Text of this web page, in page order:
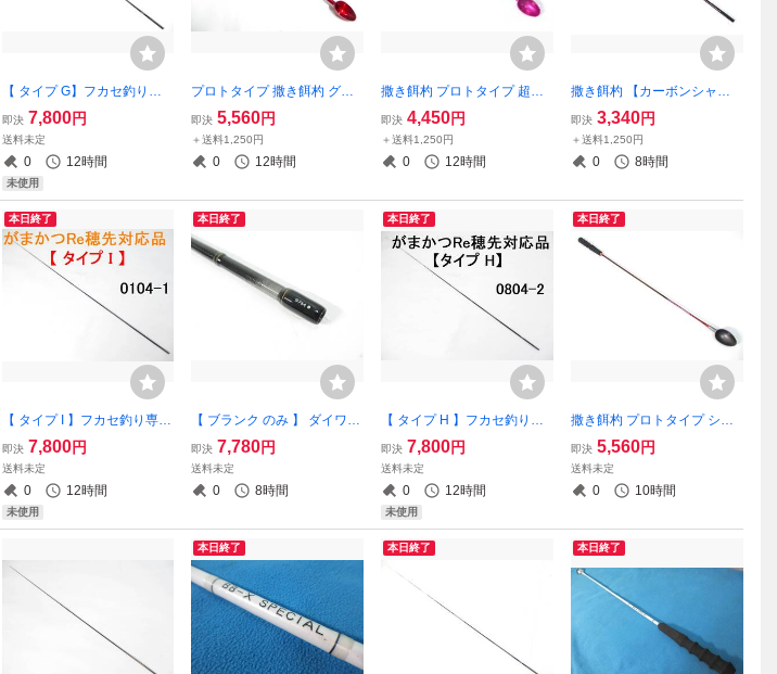
【 タイプ G】フカセ釣り専
用 カーボン穂先 がまかつ Re
穂先 対応品 1 ～ 1.75号 5.3m
元径 3.8㎜ 長さ108㎝ 先径0.
75㎜(1303-7
即決 7,800円
送料未定
0 12時間
未使用
プロトタイプ 撒き餌杓 グレ
ックス オーバル シャフト が
まかつカラー仕様 77 ㎝ Sカ
ップ 日本製 GREX OVAL
即決 5,560円
＋送料1,250円
0 12時間
撒き餌杓 プロトタイプ 超軽
量 【M】70㎝ Sカップ スー
パーピンクカラー（ダイワ
シマノ がまかつ ダイコー
即決 4,450円
＋送料1,250円
0 12時間
撒き餌杓 【カーボンシャフ
トのみ】 がまかつ カラー 仕
様 78 ㎝ 軽量カーボンブラン
クシャフト 日本製
即決 3,340円
＋送料1,250円
0 8時間
本日終了
【 タイプ I 】フカセ釣り専用
カーボン穂先 がまかつ Re穂
先 対応品 2号～遠征～2.25号
適合 5.3m 元径 3.8㎜ 長さ10
8㎝ 先径0.9㎜(0104-1
即決 7,800円
送料未定
0 12時間
未使用
本日終了
【 ブランク のみ 】 ダイワ
モアザン AGS 97M → MLソ
リッドティップ仕様 【ガイ
ド無し】カスタムロッド DAI
WA
即決 7,780円
送料未定
0 8時間
本日終了
【 タイプ H 】フカセ釣り専
用 カーボン穂先 がまかつ Re
穂先 対応品 2号～2.25号適合
5.3m 元径 3.8㎜ 長さ108㎝
先径0.9㎜(0804-2
即決 7,800円
送料未定
0 12時間
未使用
本日終了
撒き餌杓 プロトタイプ シマ
ノ レマーレ マスターチュー
ン カラー 高弾性ブランクス
【77㎝ 50グラム】【Sカッ
プ】コマセ杓 日本製
即決 5,560円
送料未定
0 10時間
本日終了 本日終了 本日終了